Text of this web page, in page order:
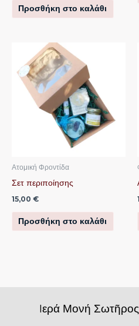
Προσθήκη στο καλάθι
Ατομική Φροντίδα
Σετ περιποίησης
15,00 €
Προσθήκη στο καλάθι
Iερά Μονή